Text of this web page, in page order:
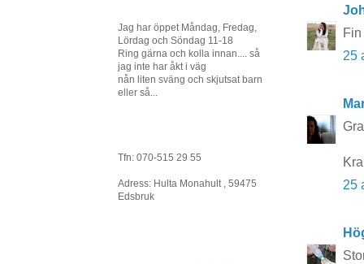
25
25
Jag har öppet Måndag, Fredag,
Lördag och Söndag 11-18
Ring gärna och kolla innan.... så
jag inte har åkt i väg
nån liten sväng och skjutsat barn
eller så...
Tfn: 070-515 29 55
Adress: Hulta Monahult , 59475
Edsbruk